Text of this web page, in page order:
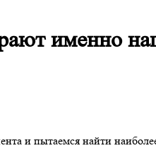
именно
и пытаемся найти